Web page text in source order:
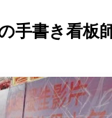
手書き看板